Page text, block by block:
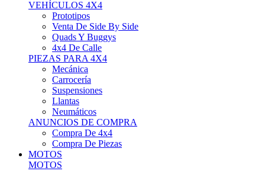
Venta De Side By Side
Quads Y Buggys
4x4 De Calle
PIEZAS PARA 4X4
Mecánica
Carrocería
Suspensiones
Llantas
Neumáticos
ANUNCIOS DE COMPRA
Compra De 4x4
Compra De Piezas
MOTOS
MOTOS
Motos De Circuito